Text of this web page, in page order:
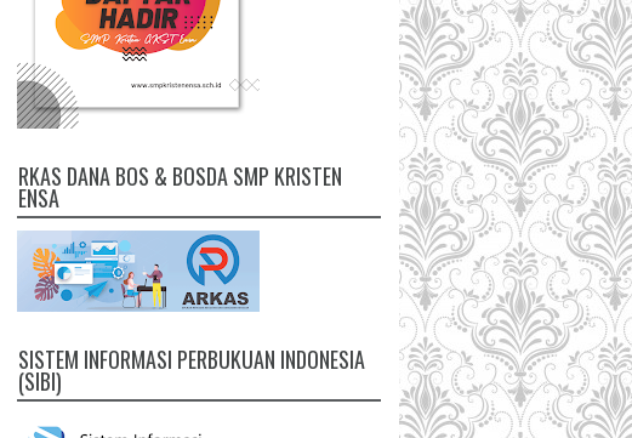
RKAS DANA BOS & BOSDA SMP KRISTEN
ENSA
SISTEM INFORMASI PERBUKUAN INDONESIA
(SIBI)